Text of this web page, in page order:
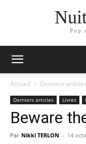
Pop
Accueil Derniers articles
Derniers articles Livres
Beware
Par Nikki TERLON - 14